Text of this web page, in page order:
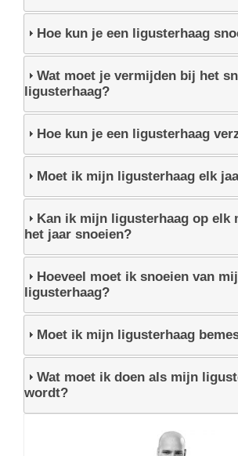
Hoe kun je een ligusterhaag
Wat moet je vermijden bij het
ligusterhaag?
Hoe kun je een ligusterhaag
Moet ik mijn ligusterhaag elk
Kan ik mijn ligusterhaag op elk
het jaar snoeien?
Hoeveel moet ik snoeien van
ligusterhaag?
Moet ik mijn ligusterhaag
Wat moet ik doen als mijn
wordt?